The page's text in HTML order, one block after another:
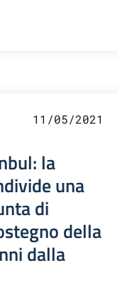
11/05/2021
la
una
di
della
dalla